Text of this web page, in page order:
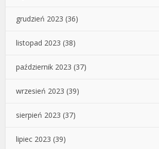
grudzień 2023 (36)
listopad 2023 (38)
październik 2023 (37)
wrzesień 2023 (39)
sierpień 2023 (37)
lipiec 2023 (39)